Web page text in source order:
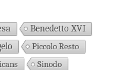
Benedetto XVI
Piccolo Resto
Sinodo